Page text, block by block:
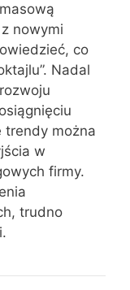
nowymi
co
Nadal
trendy można
w
firmy.
trudno